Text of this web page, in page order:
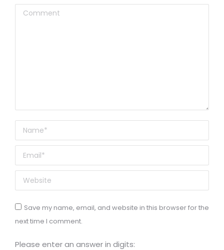
Comment
Name *
Email *
Website
Save my name, email, and website in this browser for the
next time I comment.
Please enter an answer in digits: